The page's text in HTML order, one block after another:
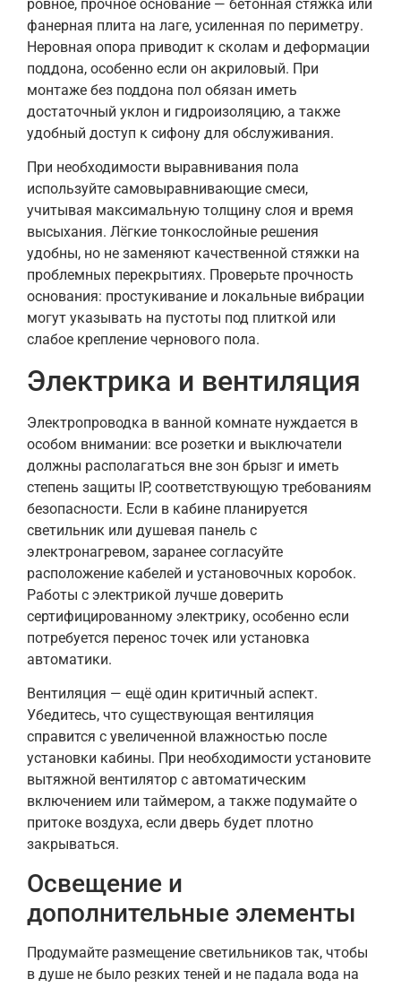
ровное, прочное основание — бетонная стяжка или
фанерная плита на лаге, усиленная по периметру.
Неровная опора приводит к сколам и деформации
поддона, особенно если он акриловый. При
монтаже без поддона пол обязан иметь
достаточный уклон и гидроизоляцию, а также
удобный доступ к сифону для обслуживания.
При необходимости выравнивания пола
используйте самовыравнивающие смеси,
учитывая максимальную толщину слоя и время
высыхания. Лёгкие тонкослойные решения
удобны, но не заменяют качественной стяжки на
проблемных перекрытиях. Проверьте прочность
основания: простукивание и локальные вибрации
могут указывать на пустоты под плиткой или
слабое крепление чернового пола.
Электрика и вентиляция
Электропроводка в ванной комнате нуждается в
особом внимании: все розетки и выключатели
должны располагаться вне зон брызг и иметь
степень защиты IP, соответствующую требованиям
безопасности. Если в кабине планируется
светильник или душевая панель с
электронагревом, заранее согласуйте
расположение кабелей и установочных коробок.
Работы с электрикой лучше доверить
сертифицированному электрику, особенно если
потребуется перенос точек или установка
автоматики.
Вентиляция — ещё один критичный аспект.
Убедитесь, что существующая вентиляция
справится с увеличенной влажностью после
установки кабины. При необходимости установите
вытяжной вентилятор с автоматическим
включением или таймером, а также подумайте о
притоке воздуха, если дверь будет плотно
закрываться.
Освещение и
дополнительные элементы
Продумайте размещение светильников так, чтобы
в душе не было резких теней и не падала вода на